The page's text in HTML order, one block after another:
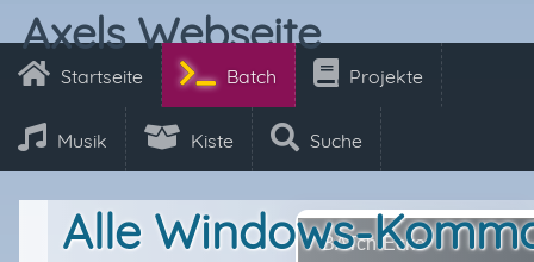
Axels Webseite
Startseite Batch Projekte
Musik Kiste Suche
BATch-Ecke
Alle Windows-